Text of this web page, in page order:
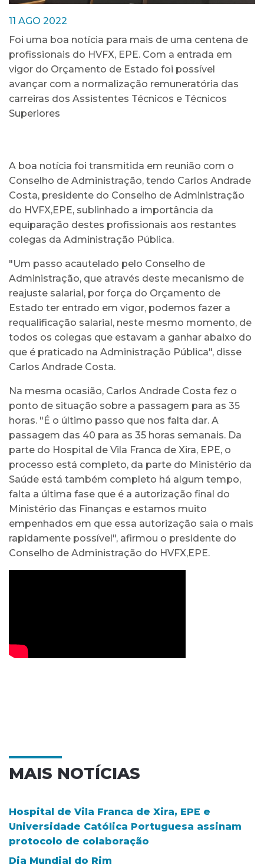
11 AGO 2022
Foi uma boa notícia para mais de uma centena de
profissionais do HVFX, EPE. Com a entrada em
vigor do Orçamento de Estado foi possível
avançar com a normalização remuneratória das
carreiras dos Assistentes Técnicos e Técnicos
Superiores
A boa notícia foi transmitida em reunião com o
Conselho de Administração, tendo Carlos Andrade
Costa, presidente do Conselho de Administração
do HVFX,EPE, sublinhado a importância da
equiparação destes profissionais aos restantes
colegas da Administração Pública.
"Um passo acautelado pelo Conselho de
Administração, que através deste mecanismo de
reajuste salarial, por força do Orçamento de
Estado ter entrado em vigor, podemos fazer a
requalificação salarial, neste mesmo momento, de
todos os colegas que estavam a ganhar abaixo do
que é praticado na Administração Pública", disse
Carlos Andrade Costa.
Na mesma ocasião, Carlos Andrade Costa fez o
ponto de situação sobre a passagem para as 35
horas. "É o último passo que nos falta dar. A
passagem das 40 para as 35 horas semanais. Da
parte do Hospital de Vila Franca de Xira, EPE, o
processo está completo, da parte do Ministério da
Saúde está também completo há algum tempo,
falta a última fase que é a autorização final do
Ministério das Finanças e estamos muito
empenhados em que essa autorização saia o mais
rapidamente possível", afirmou o presidente do
Conselho de Administração do HVFX,EPE.
MAIS NOTÍCIAS
Hospital de Vila Franca de Xira, EPE e
Universidade Católica Portuguesa assinam
protocolo de colaboração
Dia Mundial do Rim